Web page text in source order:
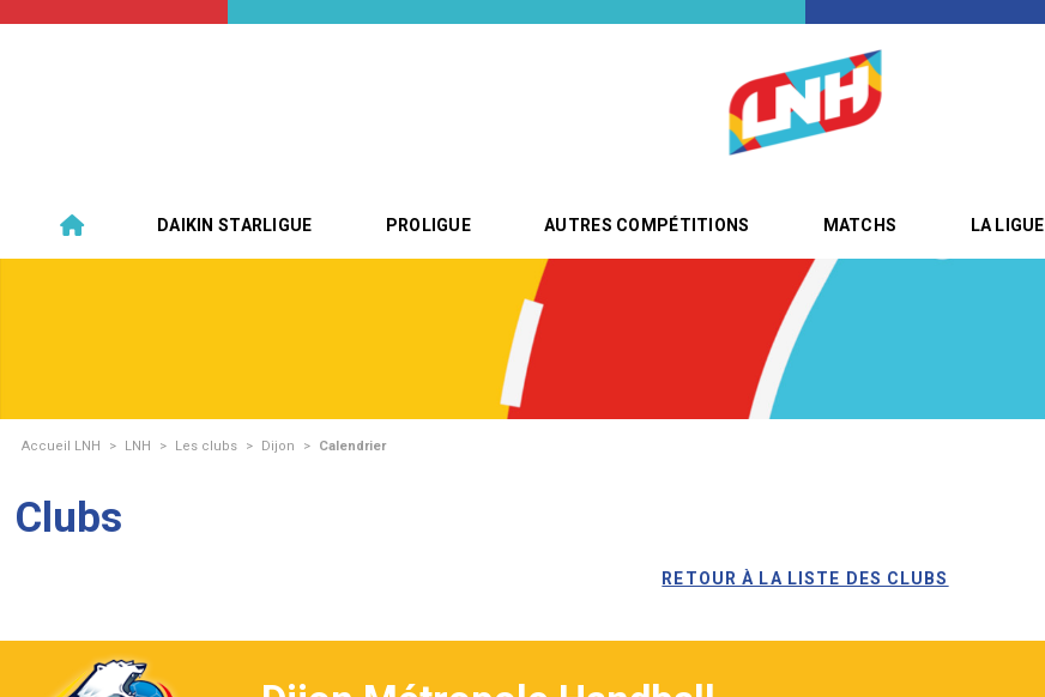
DAIKIN STARLIGUE PROLIGUE AUTRES COMPÉTITIONS MATCHS LA LIGUE
Accueil LNH > LNH > Les clubs > Dijon > Calendrier
Clubs
RETOUR À LA LISTE DES CLUBS